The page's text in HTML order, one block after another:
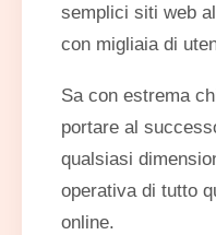
semplici siti web
con migliaia di
Sa con estrema
portare al
qualsiasi
operativa di tutto
online.